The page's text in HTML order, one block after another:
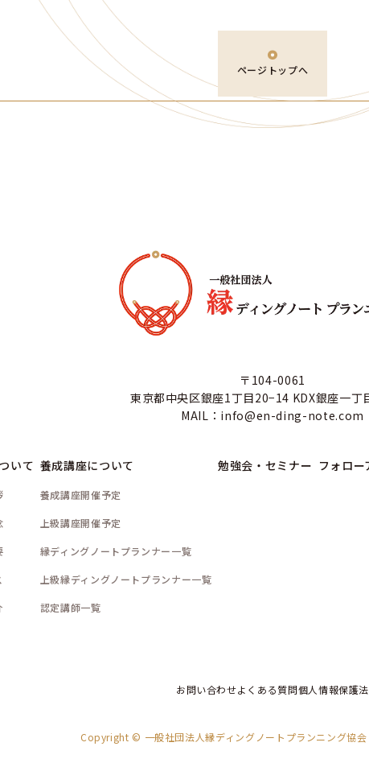
ページトップへ
〒104-0061
東京都中央区銀座1丁目20−14 KDX銀座一丁
MAIL：info@en-ding-note.com
いて 養成講座について
養成講座開催予定
上級講座開催予定
縁ディングノートプランナー一覧
上級縁ディングノートプランナー一覧
認定講師一覧
勉強会・セミナー フォロ
お問い合わせよくある質問個人情報保護法
Copyright © 一般社団法人縁ディングノートプランニング協会